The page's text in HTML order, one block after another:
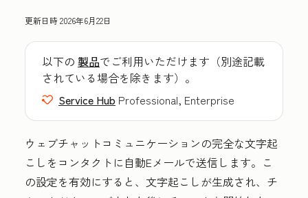
更新日時2026年6月22日
以下の 製品でご利用いただけます（別途記載
されている場合を除きます）。
Service Hub Professional, Enterprise
ウェブチャットコミュニケーションの完全な文字起
こしをコンタクトに自動Eメールで送信します。こ
の設定を有効にすると、文字起こしが生成され、チ